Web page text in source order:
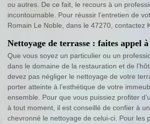
ou autres. De ce fait, le recours à un
incontournable. Pour réussir l’entretien de
Romain Le Noble, dans le 47270, contactez
Nettoyage de terrasse : faites appel
Que vous soyez un particulier ou un
dans le domaine de la restauration et de
devez pas négliger le nettoyage de votre
porter atteinte à l’esthétique de votre
ensemble. Pour que vous puissiez profiter
à tout moment, il est conseillé de confier à
chevronné le nettoyage de celui-ci. Pour les